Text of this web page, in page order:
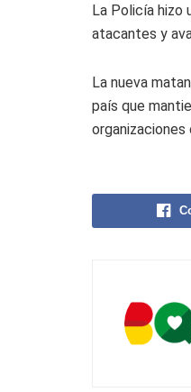
La Policía hizo
atacantes y
La nueva
país que